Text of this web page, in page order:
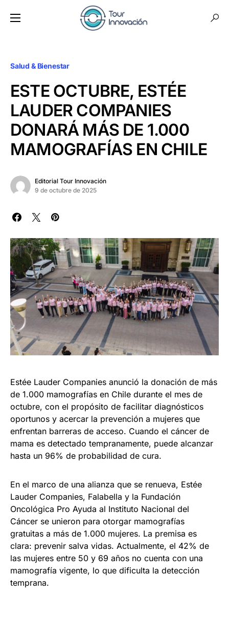
Salud & Bienestar
ESTE OCTUBRE, ESTÉE
LAUDER COMPANIES
DONARÁ MÁS DE 1.000
MAMOGRAFÍAS EN CHILE
Editorial Tour Innovación
9 de octubre de 2025
Estée Lauder Companies anunció la donación de más
de 1.000 mamografías en Chile durante el mes de
octubre, con el propósito de facilitar diagnósticos
oportunos y acercar la prevención a mujeres que
enfrentan barreras de acceso. Cuando el cáncer de
mama es detectado tempranamente, puede alcanzar
hasta un 96% de probabilidad de cura.
En el marco de una alianza que se renueva, Estée
Lauder Companies, Falabella y la Fundación
Oncológica Pro Ayuda al Instituto Nacional del
Cáncer se unieron para otorgar mamografías
gratuitas a más de 1.000 mujeres. La premisa es
clara: prevenir salva vidas. Actualmente, el 42% de
las mujeres entre 50 y 69 años no cuenta con una
mamografía vigente, lo que dificulta la detección
temprana.